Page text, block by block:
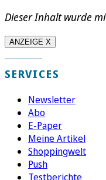
Dieser Inhalt wurde
ANZEIGE X
SERVICES
Newsletter
Abo
E-Paper
Meine Artikel
Shoppingwelt
Push
Testberichte